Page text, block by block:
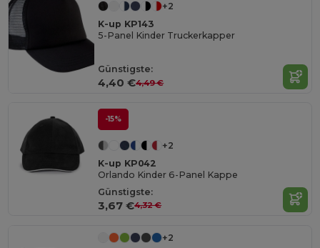
+2
K-up KP143
5-Panel Kinder Truckerkapper
Günstigste:
4,40 €4,49 €
-15%
+2
K-up KP042
Orlando Kinder 6-Panel Kappe
Günstigste:
3,67 €4,32 €
+2